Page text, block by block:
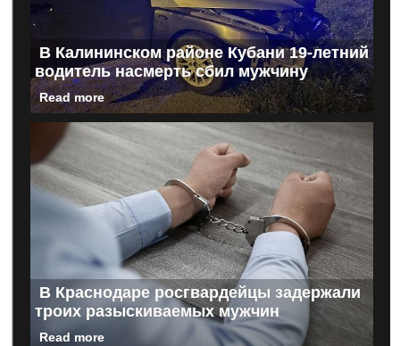
В Калининском районе Кубани 19-летний
водитель насмерть сбил мужчину
Read more
В Краснодаре росгвардейцы задержали
троих разыскиваемых мужчин
Read more